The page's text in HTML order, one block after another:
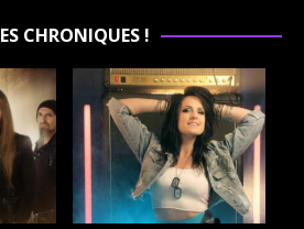
CHRONIQUES !